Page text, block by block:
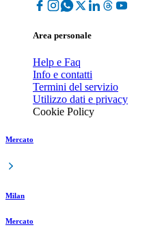
Area personale
Help e Faq
Info e contatti
Termini del servizio
Utilizzo dati e privacy
Cookie Policy
Mercato
Milan
Mercato